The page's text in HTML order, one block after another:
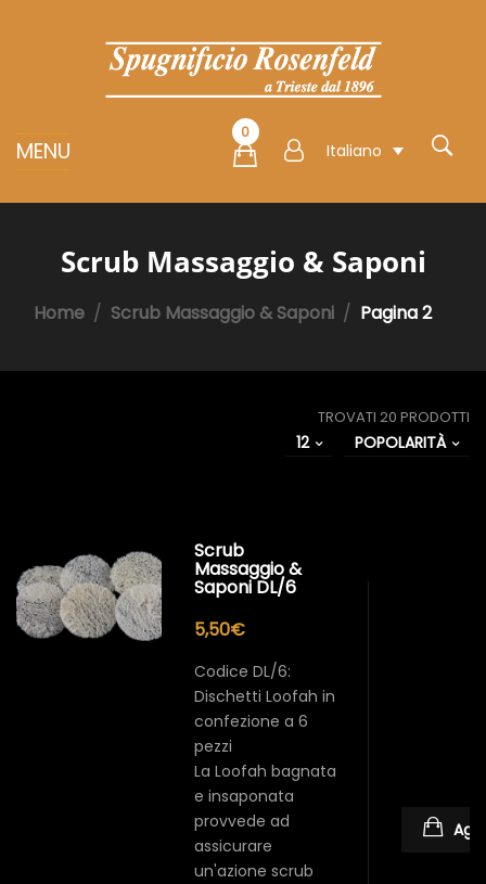
MENU
0
Italiano
Scrub Massaggio & Saponi
Home Scrub Massaggio & Saponi Pagina 2
TROVATI 20 PRODOTTI
POPOLARITÀ
12
Scrub
Massaggio &
Saponi DL/6
5,50€
Codice DL/6:
Dischetti Loofah in
confezione a 6
pezzi
La Loofah bagnata
e insaponata
provvede ad
assicurare
un'azione scrub